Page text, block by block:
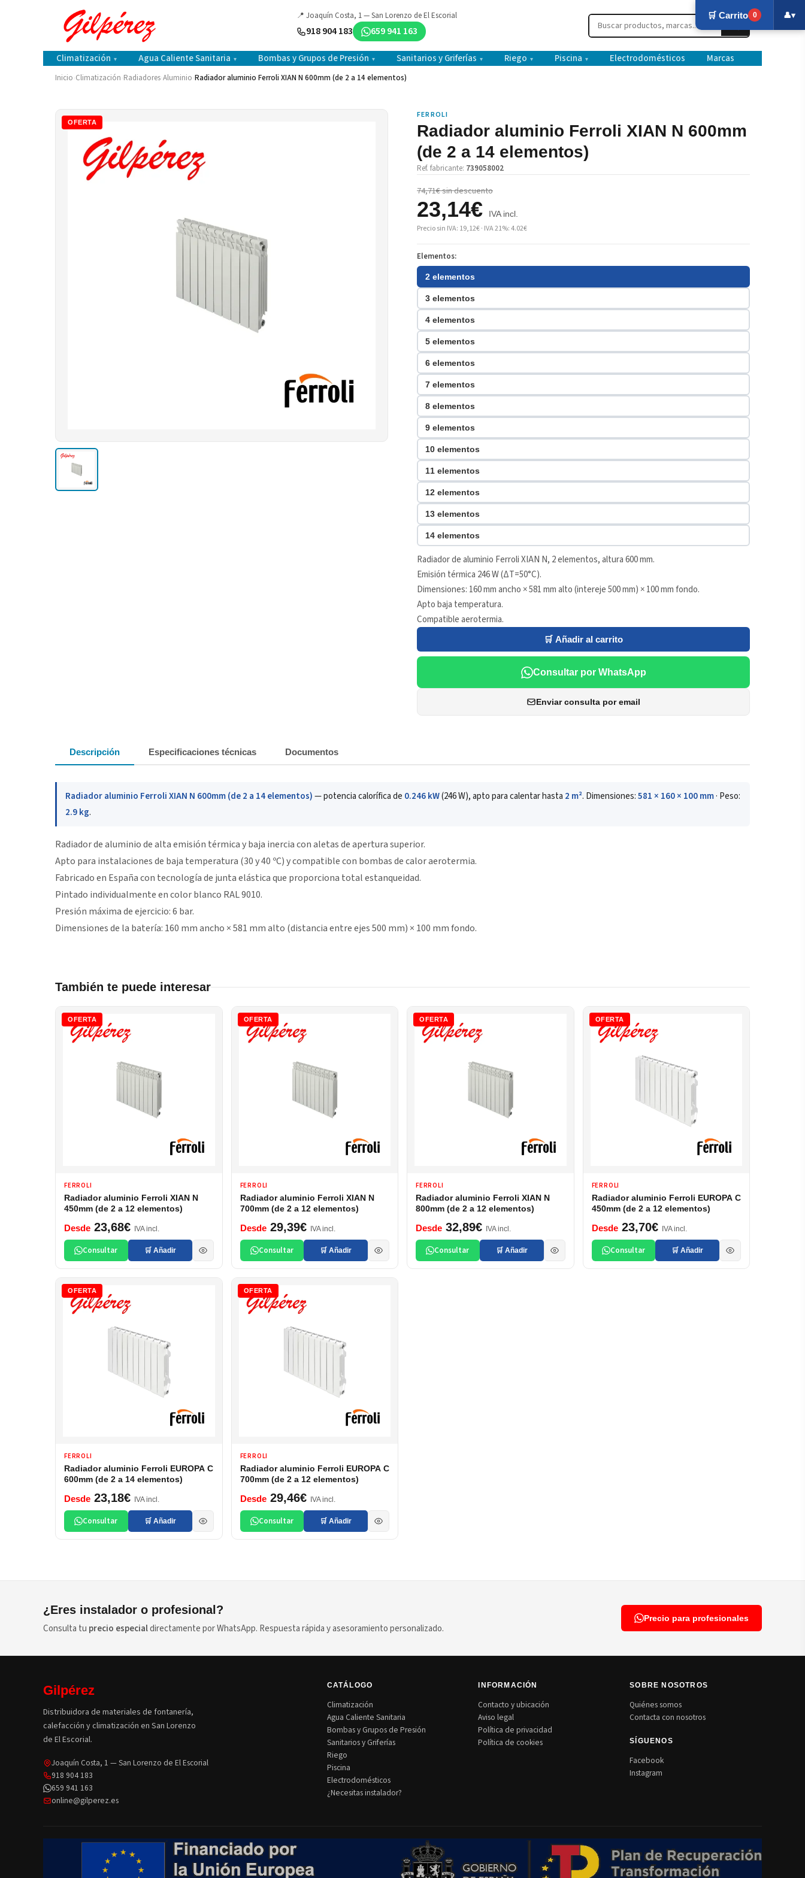
📍 Joaquín Costa, 1 — San Lorenzo de El Escorial
918 904 183 659 941 163
Climatización ▾ Agua Caliente Sanitaria ▾ Bombas y Grupos de Presión ▾ Sanitarios y Griferías ▾ Riego ▾ Piscina ▾ Electrodomésticos Marcas
Inicio Climatización Radiadores Aluminio Radiador aluminio Ferroli XIAN N 600mm (de 2 a 14 elementos)
OFERTA
FERROLI
Radiador aluminio Ferroli XIAN N 600mm
(de 2 a 14 elementos)
Ref. fabricante: 739058002
74,71€ sin descuento
23,14€ IVA incl.
Precio sin IVA: 19,12€ · IVA 21%: 4.02€
Elementos:
2 elementos
3 elementos
4 elementos
5 elementos
6 elementos
7 elementos
8 elementos
9 elementos
10 elementos
11 elementos
12 elementos
13 elementos
14 elementos
Radiador de aluminio Ferroli XIAN N, 2 elementos, altura 600 mm.
Emisión térmica 246 W (ΔT=50°C).
Dimensiones: 160 mm ancho × 581 mm alto (intereje 500 mm) × 100 mm fondo.
Apto baja temperatura.
Compatible aerotermia.
🛒 Añadir al carrito
Consultar por WhatsApp
Enviar consulta por email
Descripción Especificaciones técnicas Documentos
Radiador aluminio Ferroli XIAN N 600mm (de 2 a 14 elementos)— potencia calorífica de 0.246 kW(246 W), apto para calentar hasta 2 m². Dimensiones:581 × 160 × 100 mm· Peso:
2.9 kg.
Radiador de aluminio de alta emisión térmica y baja inercia con aletas de apertura superior.
Apto para instalaciones de baja temperatura (30 y 40 ºC) y compatible con bombas de calor aerotermia.
Fabricado en España con tecnología de junta elástica que proporciona total estanqueidad.
Pintado individualmente en color blanco RAL 9010.
Presión máxima de ejercicio: 6 bar.
Dimensiones de la batería: 160 mm ancho × 581 mm alto (distancia entre ejes 500 mm) × 100 mm fondo.
También te puede interesar
OFERTA
FERROLI
Radiador aluminio Ferroli XIAN N
450mm (de 2 a 12 elementos)
Desde 23,68€ IVA incl.
Consultar 🛒 Añadir
OFERTA
FERROLI
Radiador aluminio Ferroli XIAN N
700mm (de 2 a 12 elementos)
Desde29,39€ IVA incl.
Consultar 🛒 Añadir
OFERTA
FERROLI
Radiador aluminio Ferroli XIAN N
800mm (de 2 a 12 elementos)
Desde 32,89€ IVA incl.
Consultar 🛒 Añadir
OFERTA
FERROLI
Radiador aluminio Ferroli EUROPA C
450mm (de 2 a 12 elementos)
Desde23,70€ IVA incl.
Consultar 🛒 Añadir
OFERTA
FERROLI
Radiador aluminio Ferroli EUROPA C
600mm (de 2 a 14 elementos)
Desde 23,18€ IVA incl.
Consultar 🛒 Añadir
OFERTA
FERROLI
Radiador aluminio Ferroli EUROPA C
700mm (de 2 a 12 elementos)
Desde29,46€ IVA incl.
Consultar 🛒 Añadir
¿Eres instalador o profesional?
Consulta tu precio especialdirectamente por WhatsApp. Respuesta rápida y asesoramiento personalizado.
Precio para profesionales
Gilpérez
Distribuidora de materiales de fontanería,
calefacción y climatización en San Lorenzo
de El Escorial.
Joaquín Costa, 1 — San Lorenzo de El Escorial
918 904 183
659 941 163
online@gilperez.es
CATÁLOGO
Climatización
Agua Caliente Sanitaria
Bombas y Grupos de Presión
Sanitarios y Griferías
Riego
Piscina
Electrodomésticos
¿Necesitas instalador?
INFORMACIÓN
Contacto y ubicación
Aviso legal
Política de privacidad
Política de cookies
SOBRE NOSOTROS
Quiénes somos
Contacta con nosotros
SÍGUENOS
Facebook
Instagram
🛒 Carrito 0 👤▾